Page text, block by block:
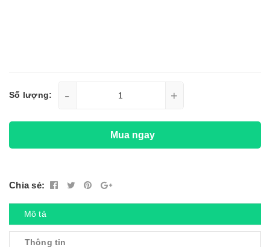
Số lượng: - +
Mua ngay
Chia sẻ:
Mô tả
Thông tin